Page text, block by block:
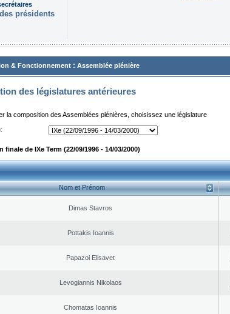
présidents
& Fonctionnement : Assemblée plénière
des législatures antérieures
la composition des Assemblées plénières, choisissez une législature
finale de IXe Term (22/09/1996 - 14/03/2000)
Nom et Prénom
Dimas Stavros
Pottakis Ioannis
Papazoi Elisavet
Levogiannis Nikolaos
Chomatas Ioannis